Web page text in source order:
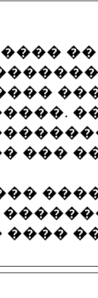
���
����